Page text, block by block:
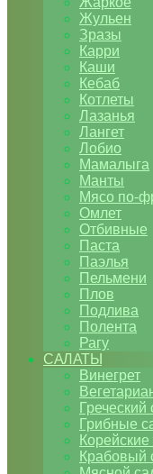
Жульен
Зразы
Карри
Каши
Кебаб
Котлеты
Лазанья
Лангет
Лобио
Мамалыга
Манты
Мясо по-
Омлет
Отбивные
Паста
Паэлья
Пельмени
Плов
Подлива
Полента
Рагу
САЛАТЫ
Винегрет
Греческий
Грибные
Крабовый